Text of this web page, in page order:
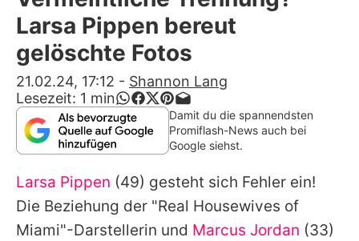
Alle Themen auf Promiflash
App runterladen
Team
Redaktionelle Richtlinien
Impressum
Datenschutzerklärung
Larsa Pippen bereut
gelöschte Fotos
21.02.24, 17:12 - Shannon Lang
Lesezeit: 1 min
Damit du die spannendsten
Promiflash-News auch bei
Google siehst.
Larsa Pippen (49) gesteht sich Fehler ein!
Die Beziehung der "Real Housewives of
Miami"-Darstellerin und Marcus Jordan (33)